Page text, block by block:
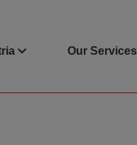
Our Services